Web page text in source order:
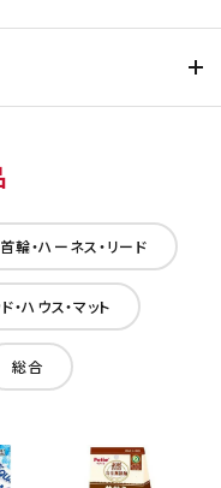
首輪・ハーネス・リード
・ハウス・マット
総合